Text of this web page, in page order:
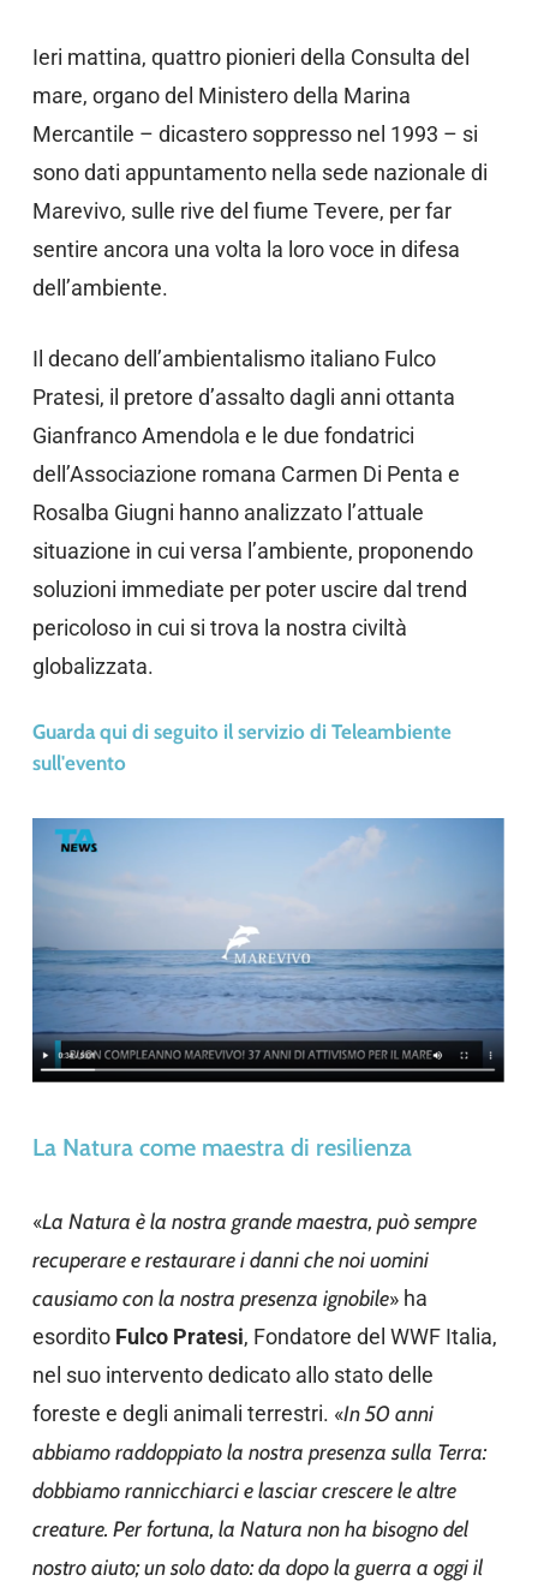
Ieri mattina, quattro pionieri della Consulta del
mare, organo del Ministero della Marina
Mercantile – dicastero soppresso nel 1993 – si
sono dati appuntamento nella sede nazionale di
Marevivo, sulle rive del fiume Tevere, per far
sentire ancora una volta la loro voce in difesa
dell’ambiente.
Il decano dell’ambientalismo italiano Fulco
Pratesi, il pretore d’assalto dagli anni ottanta
Gianfranco Amendola e le due fondatrici
dell’Associazione romana Carmen Di Penta e
Rosalba Giugni hanno analizzato l’attuale
situazione in cui versa l’ambiente, proponendo
soluzioni immediate per poter uscire dal trend
pericoloso in cui si trova la nostra civiltà
globalizzata.
Guarda qui di seguito il servizio di Teleambiente
sull'evento
La Natura come maestra di resilienza
«La Natura è la nostra grande maestra, può sempre
recuperare e restaurare i danni che noi uomini
causiamo con la nostra presenza ignobile» ha
esorditoFulco Pratesi, Fondatore del WWF Italia,
nel suo intervento dedicato allo stato delle
foreste e degli animali terrestri. «In 50 anni
abbiamo raddoppiato la nostra presenza sulla Terra:
dobbiamo rannicchiarci e lasciar crescere le altre
creature. Per fortuna, la Natura non ha bisogno del
nostro aiuto; un solo dato: da dopo la guerra a oggi il